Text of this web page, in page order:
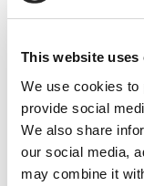
This website uses
We use cookies to
provide social
We also share
our social media,
may combine it